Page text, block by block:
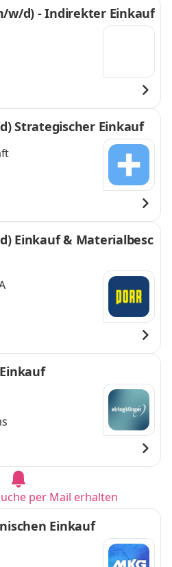
w/d) - Indirekter Einkauf
Strategischer Einkauf
Einkauf & Materialbesc
per Mail erhalten
Einkauf